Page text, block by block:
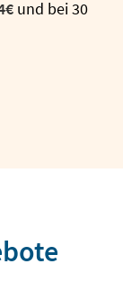
und bei 30